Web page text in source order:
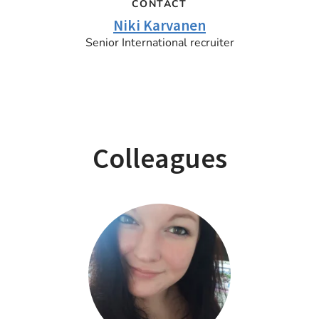
CONTACT
Niki Karvanen
Senior International recruiter
Colleagues